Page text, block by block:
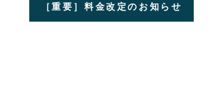
［重要］料金改定のお知らせ